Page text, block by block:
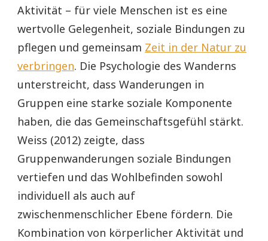
Aktivität – für viele Menschen ist es eine
wertvolle Gelegenheit, soziale Bindungen zu
pflegen und gemeinsam Zeit in der Natur zu
verbringen. Die Psychologie des Wanderns
unterstreicht, dass Wanderungen in
Gruppen eine starke soziale Komponente
haben, die das Gemeinschaftsgefühl stärkt.
Weiss (2012) zeigte, dass
Gruppenwanderungen soziale Bindungen
vertiefen und das Wohlbefinden sowohl
individuell als auch auf
zwischenmenschlicher Ebene fördern. Die
Kombination von körperlicher Aktivität und